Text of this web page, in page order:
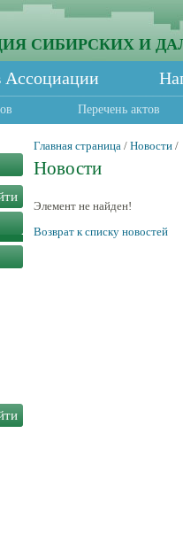
СИБИРСКИХ И
Ассоциации
Перечень актов
Главная страница / Новости /
Новости
Элемент не найден!
Возврат к списку новостей